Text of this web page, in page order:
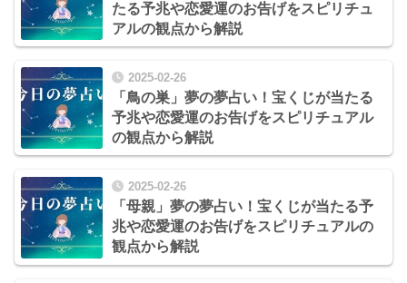
たる予兆や恋愛運のお告げをスピリチュ
アルの観点から解説
2025-02-26
「鳥の巣」夢の夢占い！宝くじが当たる
予兆や恋愛運のお告げをスピリチュアル
の観点から解説
2025-02-26
「母親」夢の夢占い！宝くじが当たる予
兆や恋愛運のお告げをスピリチュアルの
観点から解説